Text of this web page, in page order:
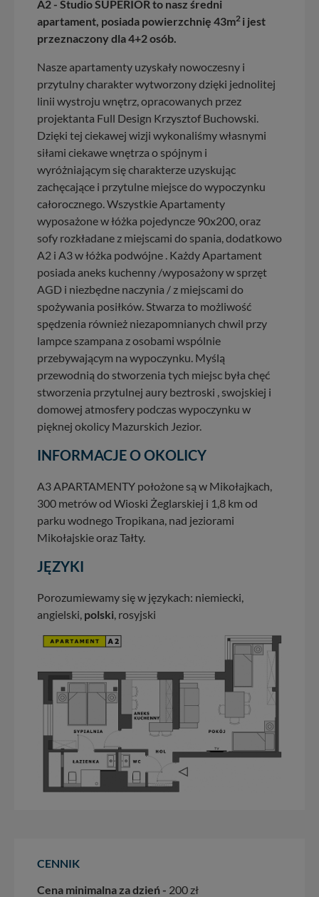
A2 - Studio SUPERIOR to nasz średni
apartament, posiada powierzchnię 43m2 i jest
przeznaczony dla 4+2 osób.
Nasze apartamenty uzyskały nowoczesny i
przytulny charakter wytworzony dzięki jednolitej
linii wystroju wnętrz, opracowanych przez
projektanta Full Design Krzysztof Buchowski.
Dzięki tej ciekawej wizji wykonaliśmy własnymi
siłami ciekawe wnętrza o spójnym i
wyróżniającym się charakterze uzyskując
zachęcające i przytulne miejsce do wypoczynku
całorocznego. Wszystkie Apartamenty
wyposażone w łóżka pojedyncze 90x200, oraz
sofy rozkładane z miejscami do spania, dodatkowo
A2 i A3 w łóżka podwójne . Każdy Apartament
posiada aneks kuchenny /wyposażony w sprzęt
AGD i niezbędne naczynia / z miejscami do
spożywania posiłków. Stwarza to możliwość
spędzenia również niezapomnianych chwil przy
lampce szampana z osobami wspólnie
przebywającym na wypoczynku. Myślą
przewodnią do stworzenia tych miejsc była chęć
stworzenia przytulnej aury beztroski , swojskiej i
domowej atmosfery podczas wypoczynku w
pięknej okolicy Mazurskich Jezior.
INFORMACJE O OKOLICY
A3 APARTAMENTY położone są w Mikołajkach,
300 metrów od Wioski Żeglarskiej i 1,8 km od
parku wodnego Tropikana, nad jeziorami
Mikołajskie oraz Tałty.
JĘZYKI
Porozumiewamy się w językach: niemiecki,
angielski, polski, rosyjski
CENNIK
Cena minimalna za dzień - 200 zł